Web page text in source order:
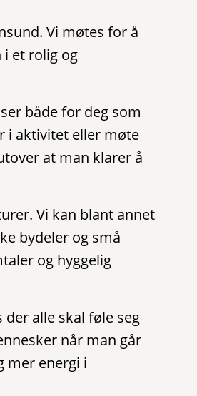
Vi møtes for å
et rolig og
både for deg som
i aktivitet eller møte
at man klarer å
Vi kan blant annet
bydeler og små
og hyggelig
alle skal føle seg
når man går
mer energi i